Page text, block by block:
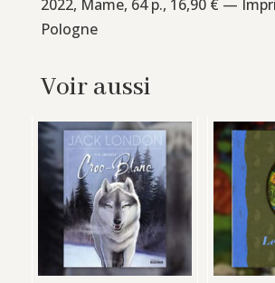
2022, Mame, 64 p., 16,90 € —
Pologne
Voir aussi